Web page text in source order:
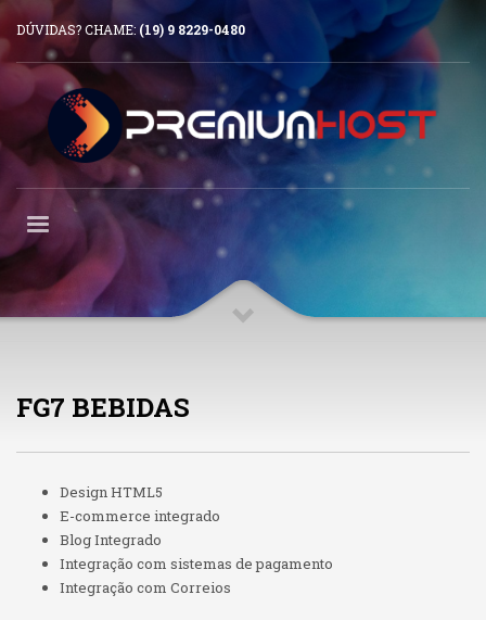
DÚVIDAS? CHAME:(19) 9 8229-0480
FG7 BEBIDAS
Design HTML5
E-commerce integrado
Blog Integrado
Integração com sistemas de pagamento
Integração com Correios